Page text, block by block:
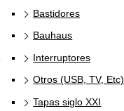
Bastidores
Bauhaus
Interruptores
Otros (USB, TV, Etc)
Tapas siglo XXI